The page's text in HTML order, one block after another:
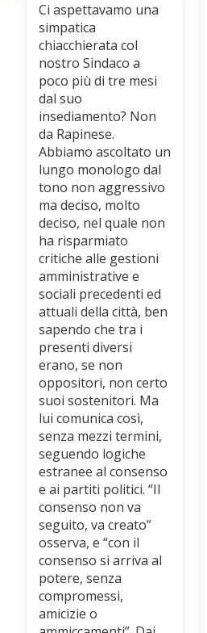
Ci aspettavamo una
simpatica
chiacchierata col
nostro Sindaco a
poco più di tre mesi
dal suo
insediamento? Non
da Rapinese.
Abbiamo ascoltato un
lungo monologo dal
tono non aggressivo
ma deciso, molto
deciso, nel quale non
ha risparmiato
critiche alle gestioni
amministrative e
sociali precedenti ed
attuali della città, ben
sapendo che tra i
presenti diversi
erano, se non
oppositori, non certo
suoi sostenitori. Ma
lui comunica così,
senza mezzi termini,
seguendo logiche
estranee al consenso
e ai partiti politici. “Il
consenso non va
seguito, va creato”
osserva, e “con il
consenso si arriva al
potere, senza
compromessi,
amicizie o